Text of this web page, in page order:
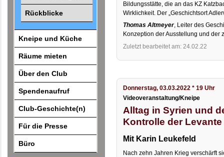
Rückblicke
Kneipe und Küche
Räume mieten
Über den Club
Spendenaufruf
Club-Geschichte(n)
Für die Presse
Büro
Bildungsstätte, die an das KZ
Wirklichkeit. Der „Geschichtsort
Thomas Altmeyer, Leiter des
Konzeption der Ausstellung und der
Zuletzt bearbeitet am: 24.02.22
Donnerstag, 03.03.2022 * 19 Uhr
Videoveranstaltung/Kneipe
Alltag in Syrien und
Kontrolle der Levante
Mit Karin Leukefeld
Nach zehn Jahren Krieg verschärft